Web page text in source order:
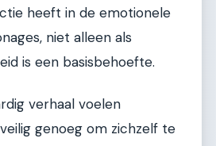
heeft in de emotionele
niet alleen als
is een basisbehoefte.
verhaal voelen
genoeg om zichzelf te